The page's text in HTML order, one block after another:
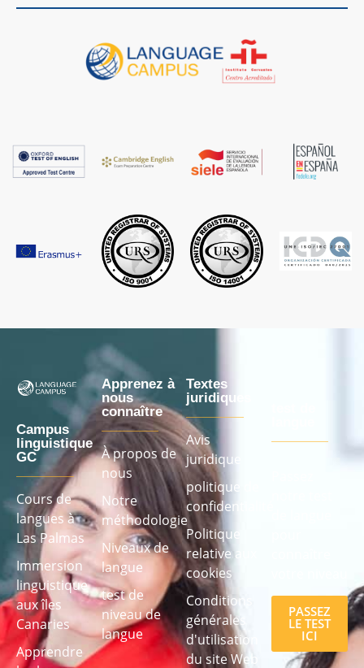
Campus
linguistique
GC
Cours de
langues à
Las Palmas
Immersion
linguistique
aux îles
Canaries
Apprendre
Apprenez à
nous
connaître
À propos de
nous
Notre
méthodologie
Niveaux de
langue
test de
niveau de
langue
Textes
juridiques
Avis
juridique
politique de
confidentialité
Politique
relative aux
cookies
Conditions
générales
d'utilisation
du site Web
PASSEZ
LE TEST
ICI